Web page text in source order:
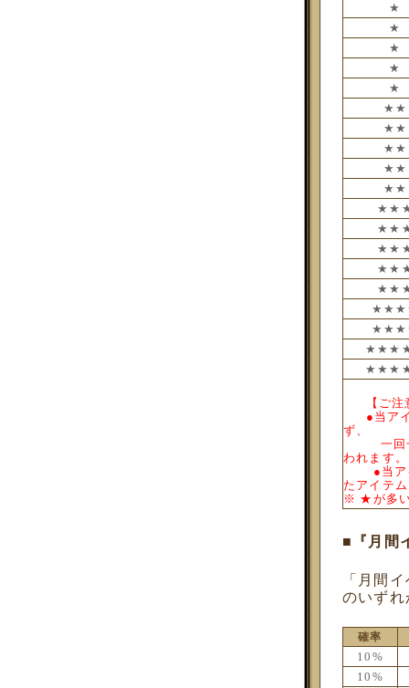
★
★
★
★
★
★★
★★
★★
★★
★★
【ご
●当ア
ず、
一
われます。
●当
たアイテ
※ ★が多
■『月間
「月間
のいず
確率
10%
10%